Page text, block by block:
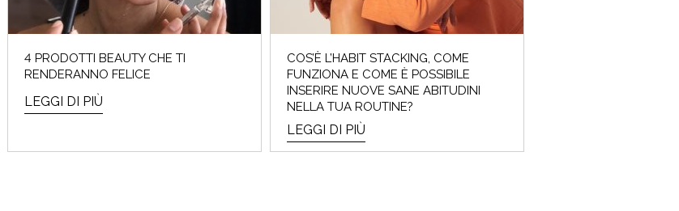
4 PRODOTTI BEAUTY CHE TI
RENDERANNO FELICE
LEGGI DI PIÙ
COS’È L’HABIT STACKING, COME
FUNZIONA E COME È POSSIBILE
INSERIRE NUOVE SANE ABITUDINI
NELLA TUA ROUTINE?
LEGGI DI PIÙ